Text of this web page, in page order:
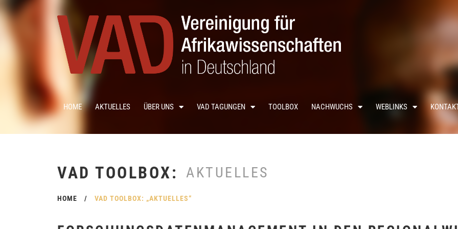
HOME AKTUELLES ÜBER UNS VAD TAGUNGEN TOOLBOX NACHWUCHS WEBLINKS
VAD TOOLBOX: AKTUELLES
HOME / VAD TOOLBOX: „AKTUELLES“